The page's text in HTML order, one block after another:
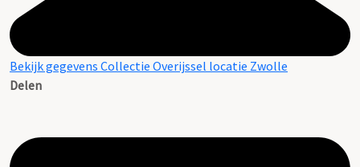
Bekijk gegevens Collectie Overijssel locatie Zwolle
Delen